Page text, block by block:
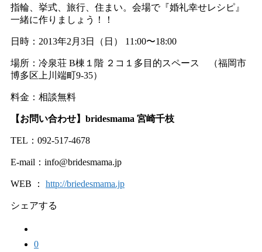
指輪、挙式、旅行、住まい。会場で『婚礼幸せレシピ』
一緒に作りましょう！！
日時：2013年2月3日（日） 11:00〜18:00
場所：冷泉荘 B棟１階 ２コ１多目的スペース （福岡市
博多区上川端町9-35）
料金：相談無料
【お問い合わせ】bridesmama 宮崎千枝
TEL：092-517-4678
E-mail：info@bridesmama.jp
WEB ： http://briedesmama.jp
シェアする
0